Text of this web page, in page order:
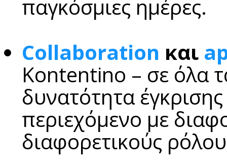
παγκόσμιες ημέρες.
Collaboration και
Kontentino – σε όλα
δυνατότητα
περιεχόμενο με
διαφορετικούς